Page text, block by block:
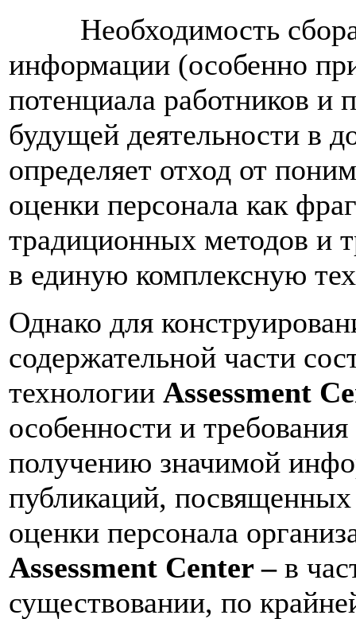
Необходимость
информации (особенно
потенциала работников и
будущей деятельности в
определяет отход от
оценки персонала как
традиционных методов и
в единую комплексную
Однако для
содержательной части
технологии Assessment
особенности и
получению значимой
публикаций,
оценки персонала
Assessment Center – в
существовании, по